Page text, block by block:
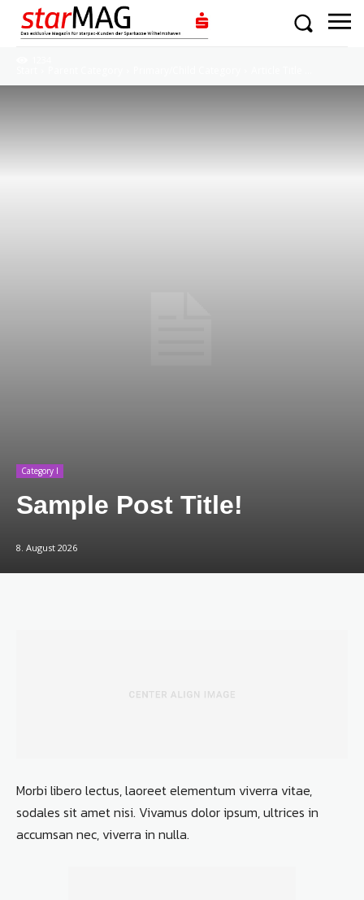
Category I
Sample Post Title!
8. August 2026
Morbi libero lectus, laoreet elementum viverra vitae,
sodales sit amet nisi. Vivamus dolor ipsum, ultrices in
accumsan nec, viverra in nulla.